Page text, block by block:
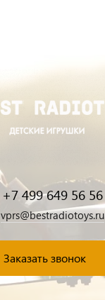
+7 499 649 56 56
vprs@bestradiotoys.ru
Заказать звонок